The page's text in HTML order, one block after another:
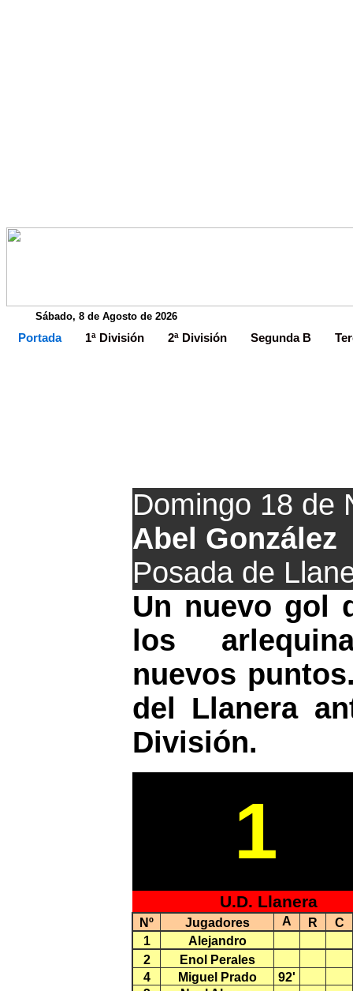
Sábado, 8 de Agosto de 2026
Portada 1ª División 2ª División Segunda B
Domingo 18 de
Abel González
Posada de
Un nuevo gol
los
nuevos
del Llanera
División.
1
U.D. Llanera
Nº Jugadores A R
C
1
Alejandro
2
Enol Perales
4
Miguel Prado
92'